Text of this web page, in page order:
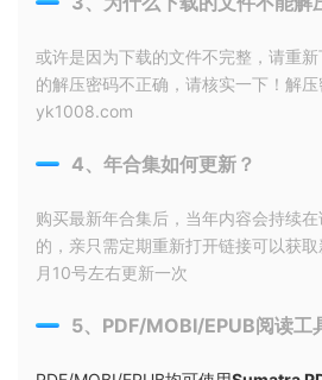
或许是因为下载的文件不完整，请重
的解压密码不正确，请核实一下！解
yk1008.com
4、年合集如何更新？
购买最新年合集后，当年内容会持续
的，亲只需定期重新打开链接可以获
月10号左右更新一次
5、PDF/MOBI/EPUB阅读工